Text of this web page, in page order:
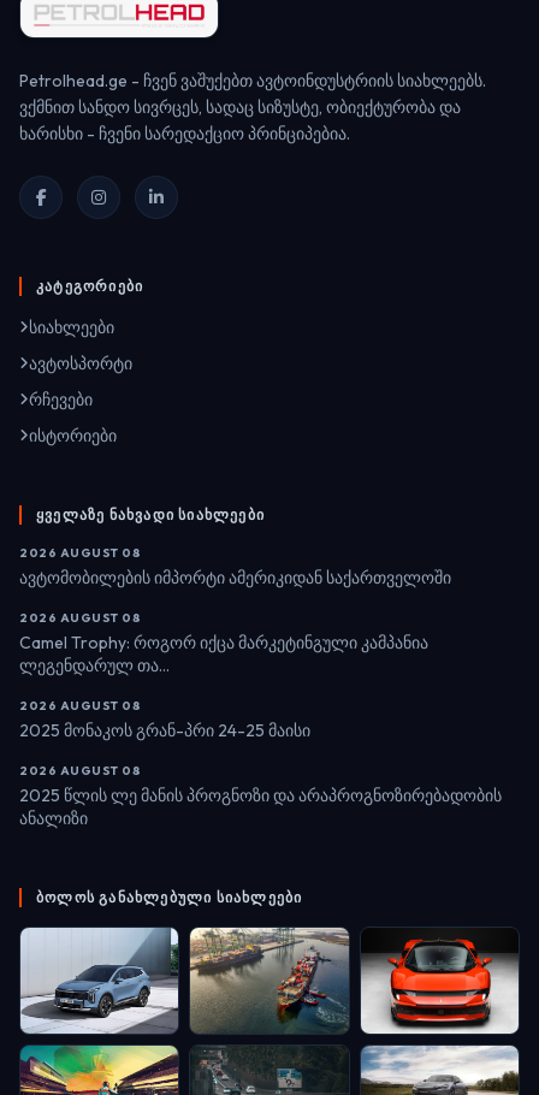
Petrolhead.ge - ჩვენ ვაშუქებთ ავტოინდუსტრიის სიახლეებს.
ვქმნით სანდო სივრცეს, სადაც სიზუსტე, ობიექტურობა და
ხარისხი - ჩვენი სარედაქციო პრინციპებია.
ᲙᲐᲢᲔᲒᲝᲠᲘᲔᲑᲘ
სიახლეები
ავტოსპორტი
რჩევები
ისტორიები
ᲧᲕᲔᲚᲐᲖᲔ ᲜᲐᲮᲕᲐᲓᲘ ᲡᲘᲐᲮᲚᲔᲔᲑᲘ
2026 AUGUST 08
ავტომობილების იმპორტი ამერიკიდან საქართველოში
2026 AUGUST 08
Camel Trophy: როგორ იქცა მარკეტინგული კამპანია
ლეგენდარულ თა...
2026 AUGUST 08
2025 მონაკოს გრან-პრი 24-25 მაისი
2026 AUGUST 08
2025 წლის ლე მანის პროგნოზი და არაპროგნოზირებადობის
ანალიზი
ᲑᲝᲚᲝᲡ ᲒᲐᲜᲐᲮᲚᲔᲑᲣᲚᲘ ᲡᲘᲐᲮᲚᲔᲔᲑᲘ